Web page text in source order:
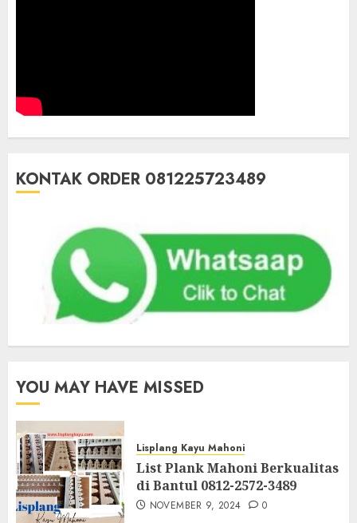
KONTAK ORDER 081225723489
YOU MAY HAVE MISSED
Lisplang Kayu Mahoni
List Plank Mahoni Berkualitas
di Bantul 0812-2572-3489
NOVEMBER 9, 2024 0